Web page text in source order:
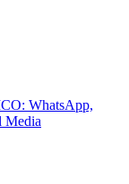
WhatsApp,
Media